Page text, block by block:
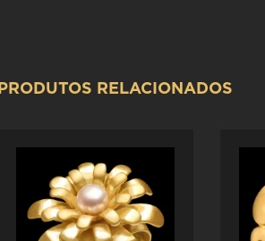
PRODUTOS RELACIONADOS